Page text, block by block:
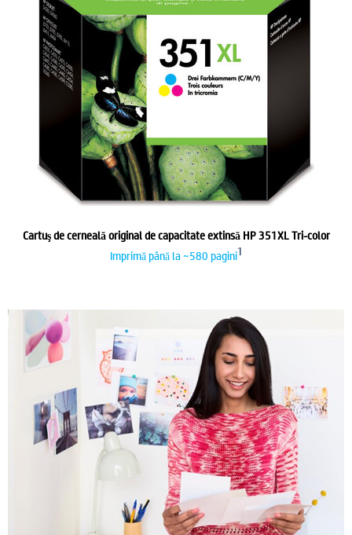
Cartuş de cerneală original de capacitate extinsă HP 351XL Tri-color
Imprimă până la ~580 pagini1